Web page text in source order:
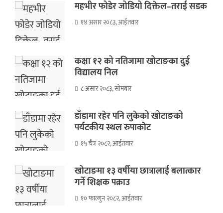
महभीर फोडेर जोडियो दिक्तेल–तराई सडक
१४ असार २०८३, आईतवार
कक्षा १२ को नतिजामा खोटाङका दुई
विद्यालय निल
८ असार २०८३, सोमबार
डाँडामा रहेर पनि लुकेको खोटाङको
पर्यटकीय स्थल रुपाकोट
१५ चैत्र २०८२, आईतवार
खोटाङमा १३ वर्षीया छात्रालाई बलात्कार
गर्ने शिक्षक पक्राउ
१० फाल्गुन २०८२, आईतवार